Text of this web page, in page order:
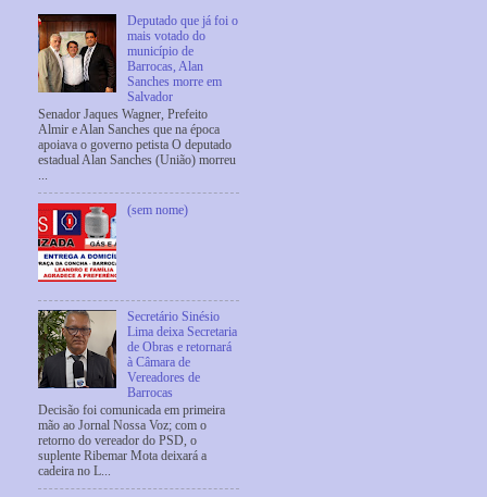
Deputado que já foi o
mais votado do
município de
Barrocas, Alan
Sanches morre em
Salvador
Senador Jaques Wagner, Prefeito
Almir e Alan Sanches que na época
apoiava o governo petista O deputado
estadual Alan Sanches (União) morreu
...
(sem nome)
Secretário Sinésio
Lima deixa Secretaria
de Obras e retornará
à Câmara de
Vereadores de
Barrocas
Decisão foi comunicada em primeira
mão ao Jornal Nossa Voz; com o
retorno do vereador do PSD, o
suplente Ribemar Mota deixará a
cadeira no L...